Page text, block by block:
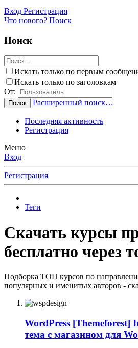
Вход Регистрация
Что нового? Поиск
Поиск
Искать только по первым
Искать только по заголовкам
От:
Поиск Расширенный поиск…
Последняя активность
Регистрация
Меню
Вход
Регистрация
Теги
Скачать курсы
бесплатно через
Подборка ТОП курсов по
популярных и именитых авторов -
WordPress [Themeforest]
тема с магазином для